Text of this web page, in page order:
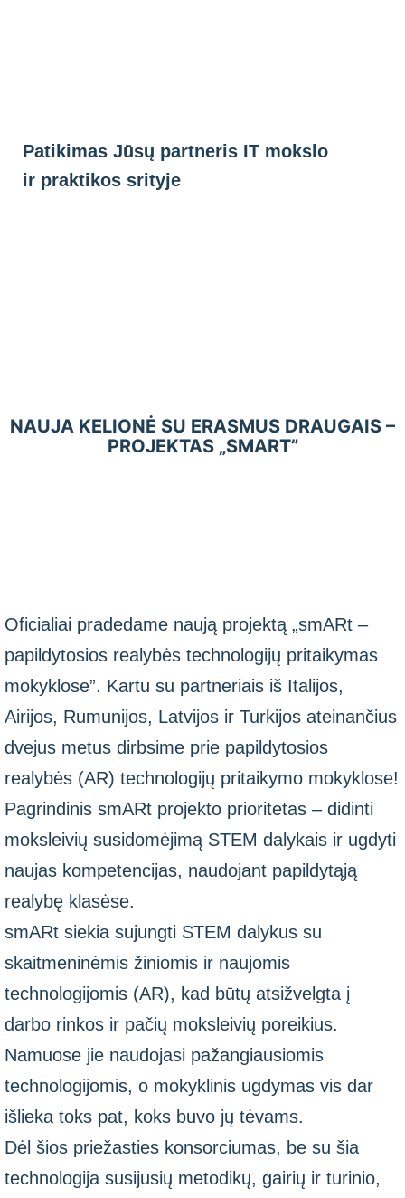
Patikimas Jūsų partneris IT mokslo
ir praktikos srityje
NAUJA KELIONĖ SU ERASMUS DRAUGAIS –
PROJEKTAS „SMART”
Oficialiai pradedame naują projektą „smARt –
papildytosios realybės technologijų pritaikymas
mokyklose”. Kartu su partneriais iš Italijos,
Airijos, Rumunijos, Latvijos ir Turkijos ateinančius
dvejus metus dirbsime prie papildytosios
realybės (AR) technologijų pritaikymo mokyklose!
Pagrindinis smARt projekto prioritetas – didinti
moksleivių susidomėjimą STEM dalykais ir ugdyti
naujas kompetencijas, naudojant papildytąją
realybę klasėse.
smARt siekia sujungti STEM dalykus su
skaitmeninėmis žiniomis ir naujomis
technologijomis (AR), kad būtų atsižvelgta į
darbo rinkos ir pačių moksleivių poreikius.
Namuose jie naudojasi pažangiausiomis
technologijomis, o mokyklinis ugdymas vis dar
išlieka toks pat, koks buvo jų tėvams.
Dėl šios priežasties konsorciumas, be su šia
technologija susijusių metodikų, gairių ir turinio,